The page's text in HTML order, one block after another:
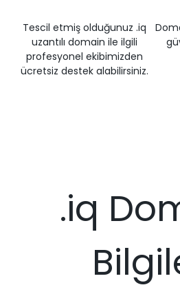
Tescil etmiş olduğunuz .iq
uzantılı domain ile ilgili
profesyonel ekibimizden
ücretsiz destek alabilirsiniz.
.iq